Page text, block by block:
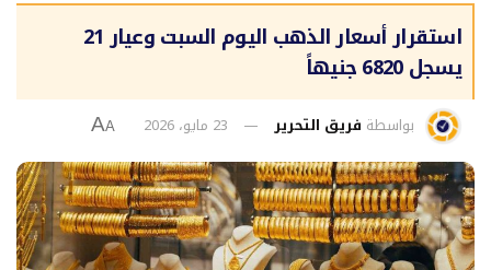
استقرار أسعار الذهب اليوم السبت وعيار 21
يسجل 6820 جنيهاً
بواسطة فريق التحرير 23 مايو، 2026 A
A